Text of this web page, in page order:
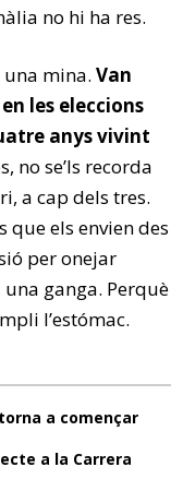
no hi ha res.
una mina.Van
les eleccions
anys vivint
no se’ls recorda
a cap dels tres.
els envien des
per onejar
una ganga. Perquè
l’estómac.
a començar
a la Carrera